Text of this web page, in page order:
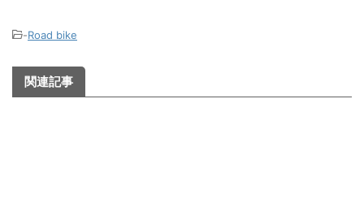
-Road bike
関連記事